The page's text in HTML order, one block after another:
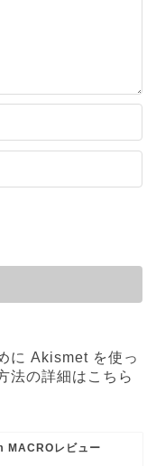
に Akismet を使っ
法の詳細はこちら
MACROレビュー